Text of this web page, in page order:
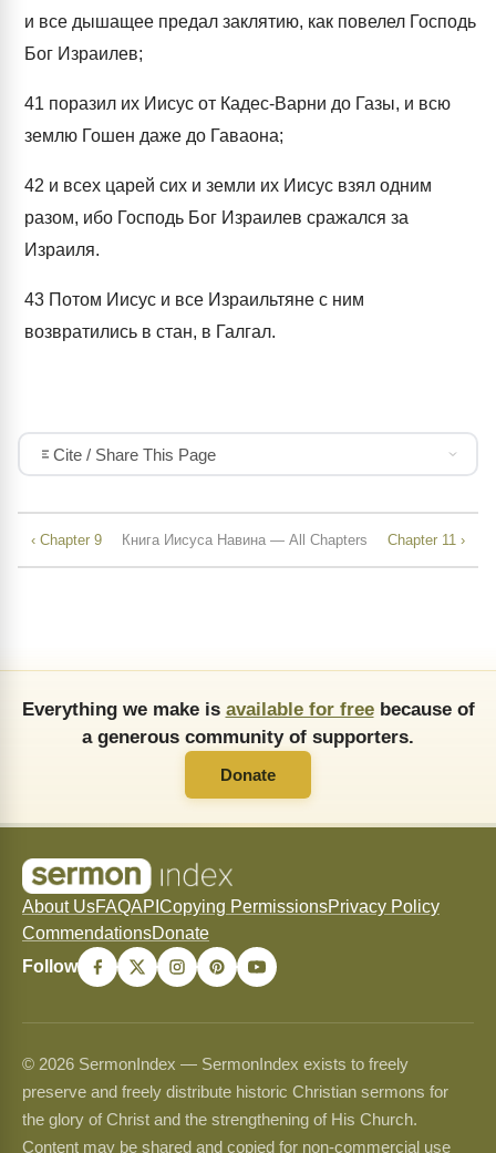
и все дышащее предал заклятию, как повелел Господь
Бог Израилев;
41 поразил их Иисус от Кадес-Варни до Газы, и всю
землю Гошен даже до Гаваона;
42 и всех царей сих и земли их Иисус взял одним
разом, ибо Господь Бог Израилев сражался за
Израиля.
43 Потом Иисус и все Израильтяне с ним
возвратились в стан, в Галгал.
Cite / Share This Page
‹ Chapter 9 Книга Иисуса Навина — All Chapters Chapter 11 ›
Everything we make is available for freebecause of
a generous community of supporters.
Donate
About UsFAQAPI Copying PermissionsPrivacy Policy
CommendationsDonate
Follow
© 2026 SermonIndex — SermonIndex exists to freely
preserve and freely distribute historic Christian sermons for
the glory of Christ and the strengthening of His Church.
Content may be shared and copied for non-commercial use